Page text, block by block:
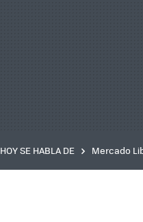
HOY SE HABLA DE Mercado